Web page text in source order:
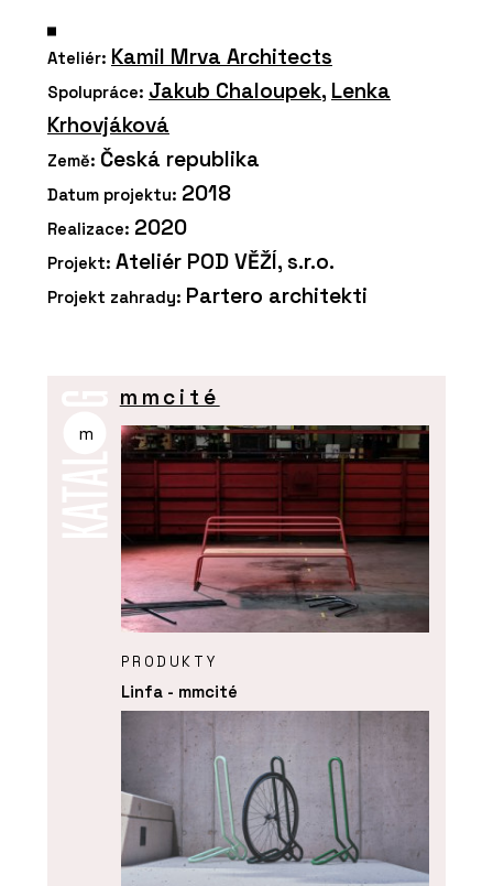
Ateliér: Kamil Mrva Architects
Spolupráce: Jakub Chaloupek, Lenka
Krhovjáková
Země: Česká republika
Datum projektu: 2018
Realizace: 2020
Projekt: Ateliér POD VĚŽÍ, s.r.o.
Projekt zahrady: Partero architekti
m
mmcité
PRODUKTY
Linfa - mmcité